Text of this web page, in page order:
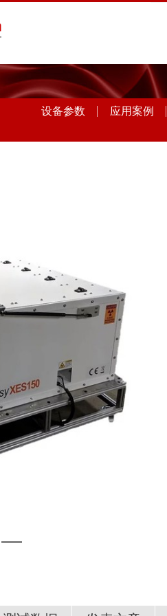
设备参数 应用案例